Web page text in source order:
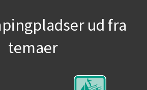
ud fra
temaer